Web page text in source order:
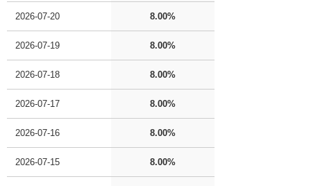
2026-07-20 8.00%
2026-07-19 8.00%
2026-07-18 8.00%
2026-07-17 8.00%
2026-07-16 8.00%
2026-07-15 8.00%